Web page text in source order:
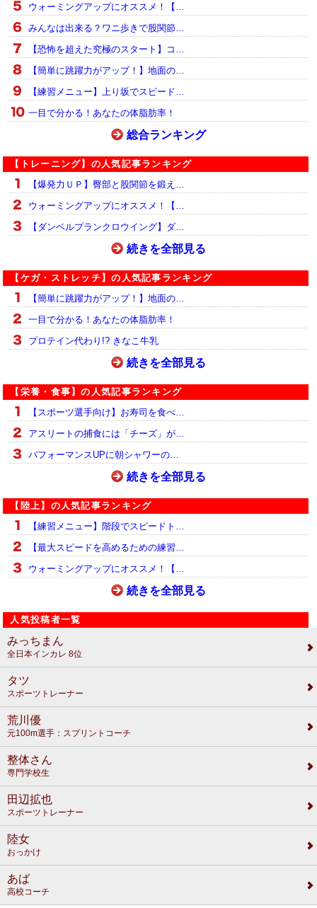
ウォーミングアップにオススメ！【…
みんなは出来る？ワニ歩きで股関節…
【恐怖を超えた究極のスタート】コ…
【簡単に跳躍力がアップ！】地面の…
【練習メニュー】上り坂でスピード…
一目で分かる！あなたの体脂肪率！
総合ランキング
【トレーニング】の人気記事ランキング
【爆発力ＵＰ】臀部と股関節を鍛え…
ウォーミングアップにオススメ！【…
【ダンベルプランクロウイング】ダ…
続きを全部見る
【ケガ・ストレッチ】の人気記事ランキング
【簡単に跳躍力がアップ！】地面の…
一目で分かる！あなたの体脂肪率！
プロテイン代わり!? きなこ牛乳
続きを全部見る
【栄養・食事】の人気記事ランキング
【スポーツ選手向け】お寿司を食べ…
アスリートの捕食には「チーズ」が…
パフォーマンスUPに朝シャワーの…
続きを全部見る
【陸上】の人気記事ランキング
【練習メニュー】階段でスピードト…
【最大スピードを高めるための練習…
ウォーミングアップにオススメ！【…
続きを全部見る
人気投稿者一覧
みっちまん
全日本インカレ 8位
タツ
スポーツトレーナー
荒川優
元100m選手：スプリントコーチ
整体さん
専門学校生
田辺拡也
スポーツトレーナー
陸女
おっかけ
あば
高校コーチ